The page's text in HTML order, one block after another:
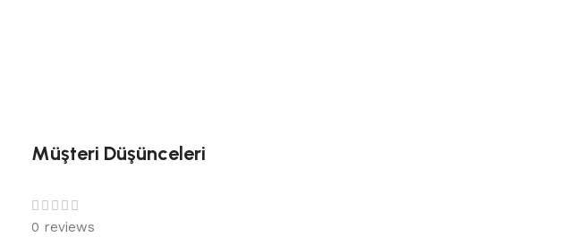
Müşteri Düşünceleri
0 reviews